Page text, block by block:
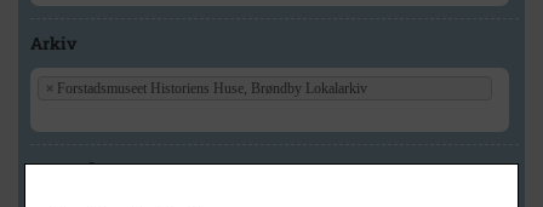
Arkiv
× Forstadsmuseet Historiens Huse, Brøndby Lokalarkiv
Geografi